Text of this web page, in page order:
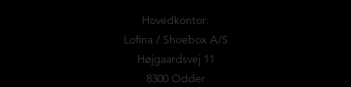
Hovedkontor:
Lofina / Shoebox A/S
Højgaardsvej 11
8300 Odder